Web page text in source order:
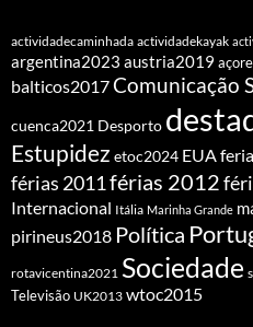
actividadecaminhada actividadekayak
argentina2023 austria2019
balticos2017Comunicação
cuenca2021 Desporto
Estupidez etoc2024 EUA
férias 2011férias 2012
Internacional Itália Marinha Grande
pirineus2018 Política
rotavicentina2021 Sociedade
Televisão UK2013 wtoc2015